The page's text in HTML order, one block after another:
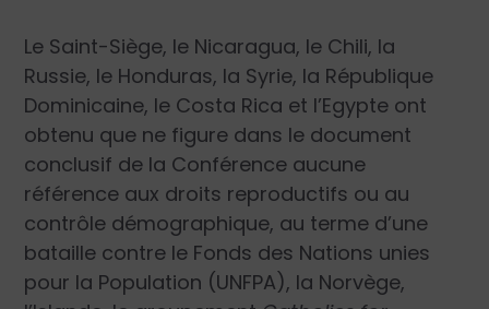
Le Saint-Siège, le Nicaragua, le Chili, la
Russie, le Honduras, la Syrie, la République
Dominicaine, le Costa Rica et l’Egypte ont
obtenu que ne figure dans le document
conclusif de la Conférence aucune
référence aux droits reproductifs ou au
contrôle démographique, au terme d’une
bataille contre le Fonds des Nations unies
pour la Population (UNFPA), la Norvège,